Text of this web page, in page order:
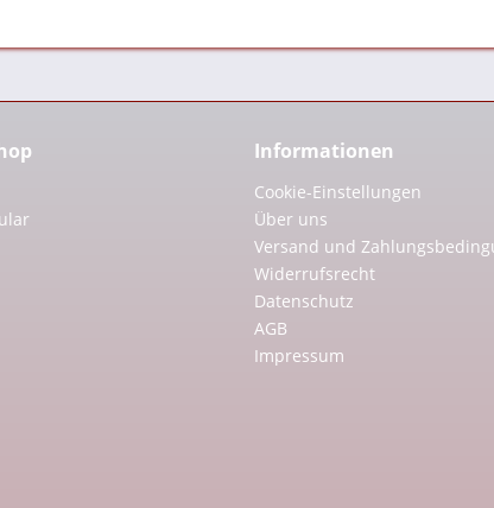
Informationen
Cookie-Einstellungen
Über uns
Versand und
Widerrufsrecht
Datenschutz
AGB
Impressum